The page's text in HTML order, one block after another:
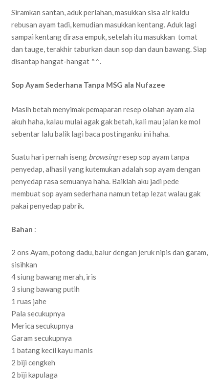
Siramkan santan, aduk perlahan, masukkan sisa air kaldu
rebusan ayam tadi, kemudian masukkan kentang. Aduk lagi
sampai kentang dirasa empuk, setelah itu masukkan tomat
dan tauge, terakhir taburkan daun sop dan daun bawang. Siap
disantap hangat-hangat ^^.
Sop Ayam Sederhana Tanpa MSG ala Nufazee
Masih betah menyimak pemaparan resep olahan ayam ala
akuh haha, kalau mulai agak gak betah, kali mau jalan ke mol
sebentar lalu balik lagi baca postinganku ini haha.
Suatu hari pernah iseng browsingresep sop ayam tanpa
penyedap, alhasil yang kutemukan adalah sop ayam dengan
penyedap rasa semuanya haha. Baiklah aku jadi pede
membuat sop ayam sederhana namun tetap lezat walau gak
pakai penyedap pabrik.
Bahan :
2 ons Ayam, potong dadu, balur dengan jeruk nipis dan garam,
sisihkan
4 siung bawang merah, iris
3 siung bawang putih
1 ruas jahe
Pala secukupnya
Merica secukupnya
Garam secukupnya
1 batang kecil kayu manis
2 biji cengkeh
2 biji kapulaga